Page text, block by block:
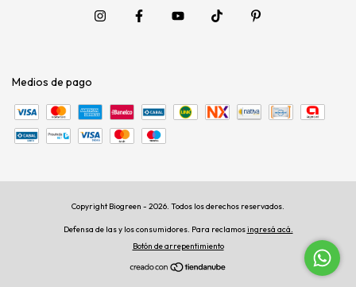
Medios de pago
Copyright Biogreen - 2026. Todos los derechos reservados.
Defensa de las y los consumidores. Para reclamosingresá acá.
Botón de arrepentimiento